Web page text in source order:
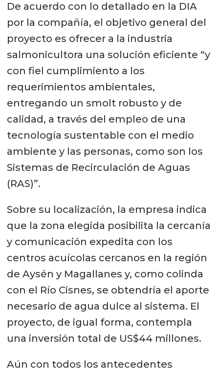
De acuerdo con lo detallado en la DIA
por la compañía, el objetivo general del
proyecto es ofrecer a la industria
salmonicultora una solución eficiente “y
con fiel cumplimiento a los
requerimientos ambientales,
entregando un smolt robusto y de
calidad, a través del empleo de una
tecnología sustentable con el medio
ambiente y las personas, como son los
Sistemas de Recirculación de Aguas
(RAS)”.
Sobre su localización, la empresa indica
que la zona elegida posibilita la cercanía
y comunicación expedita con los
centros acuícolas cercanos en la región
de Aysén y Magallanes y, como colinda
con el Río Cisnes, se obtendría el aporte
necesario de agua dulce al sistema. El
proyecto, de igual forma, contempla
una inversión total de US$44 millones.
Aún con todos los antecedentes